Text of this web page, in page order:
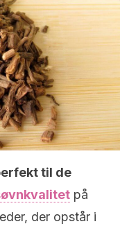
til de
på
der opstår i